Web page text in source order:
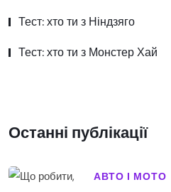
Тест: хто ти з Ніндзяго
Тест: хто ти з Монстер Хай
Останні публікації
АВТО І МОТО